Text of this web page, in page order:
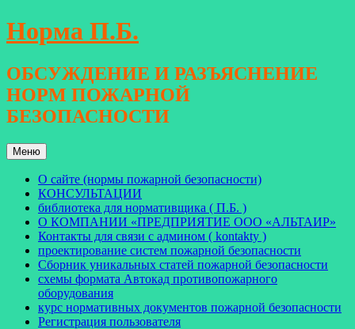
Перейти
к
Норма П.Б.
ОБСУЖДЕНИЕ И РАЗЪЯСНЕНИЕ
НОРМ ПОЖАРНОЙ
БЕЗОПАСНОСТИ
Меню
О сайте (нормы пожарной безопасности)
КОНСУЛЬТАЦИИ
библиотека для нормативщика ( П.Б. )
О КОМПАНИИ «ПРЕДПРИЯТИЕ ООО «АЛЬТАИР»
Контакты для связи с админом ( kontakty )
проектирование систем пожарной безопасности
Сборник уникальных статей пожарной безопасности
схемы формата Автокад противопожарного
оборудования
курс нормативных документов пожарной безопасности
Регистрация пользователя